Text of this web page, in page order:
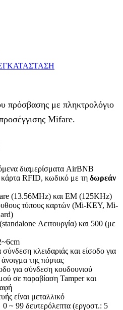
πρόσβασης με πληκτρολόγιο
Mifare.
διαμερίσματα AirBNB
RFID, κωδικό με τη δωρεάν
(13.56MHz) και ΕΜ (125KHz)
τύπους καρτών (Mi-ΚΕΥ, Mi-
Λειτουργία) και 500 (με
κλειδαριάς και είσοδο για
της πόρτας
για σύνδεση κουδουνιού
σε παραβίαση Tamper και
είναι μεταλλικό
~ 99 δευτερόλεπτα (εργοστ.: 5